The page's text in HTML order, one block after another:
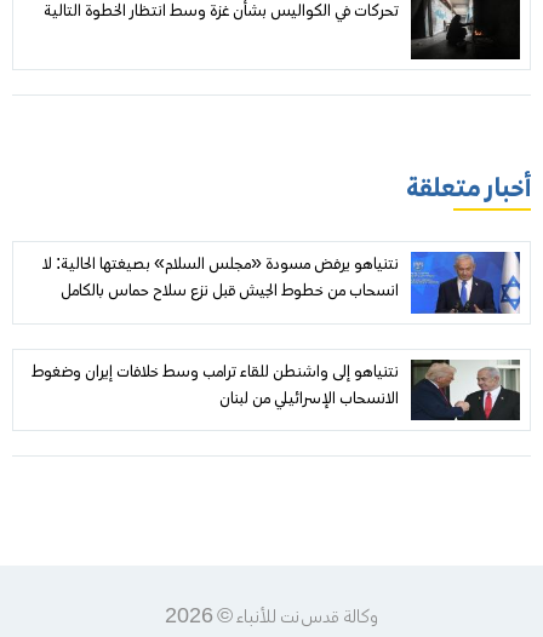
تحركات في الكواليس بشأن غزة وسط انتظار الخطوة التالية
أخبار متعلقة
نتنياهو يرفض مسودة «مجلس السلام» بصيغتها الحالية: لا
انسحاب من خطوط الجيش قبل نزع سلاح حماس بالكامل
والعمليات ستقتصر على التهديدات الفورية
نتنياهو إلى واشنطن للقاء ترامب وسط خلافات إيران وضغوط
الانسحاب الإسرائيلي من لبنان
وكالة قدس نت للأنباء © 2026